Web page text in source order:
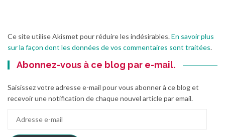
Ce site utilise Akismet pour réduire les indésirables.En savoir plus
sur la façon dont les données de vos commentaires sont traitées.
Abonnez-vous à ce blog par e-mail.
Saisissez votre adresse e-mail pour vous abonner à ce blog et
recevoir une notification de chaque nouvel article par email.